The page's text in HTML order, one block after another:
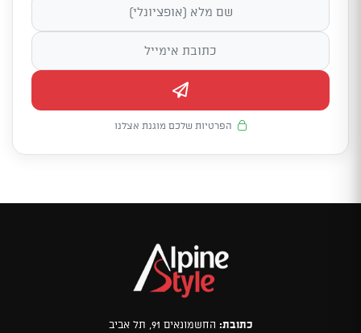
הפרטיות שלכם מוגנת אצלנו
כתובת: החשמונאים 91, תל אביב